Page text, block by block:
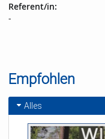
Referent/in:
-
Empfohlen
Alles